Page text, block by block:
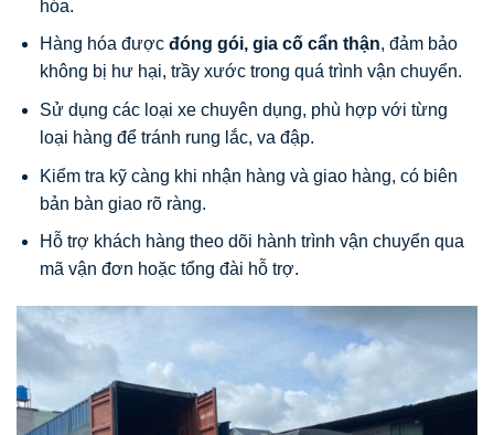
hóa.
Hàng hóa được đóng gói, gia cố cẩn thận, đảm bảo
không bị hư hại, trầy xước trong quá trình vận chuyển.
Sử dụng các loại xe chuyên dụng, phù hợp với từng
loại hàng để tránh rung lắc, va đập.
Kiểm tra kỹ càng khi nhận hàng và giao hàng, có biên
bản bàn giao rõ ràng.
Hỗ trợ khách hàng theo dõi hành trình vận chuyển qua
mã vận đơn hoặc tổng đài hỗ trợ.